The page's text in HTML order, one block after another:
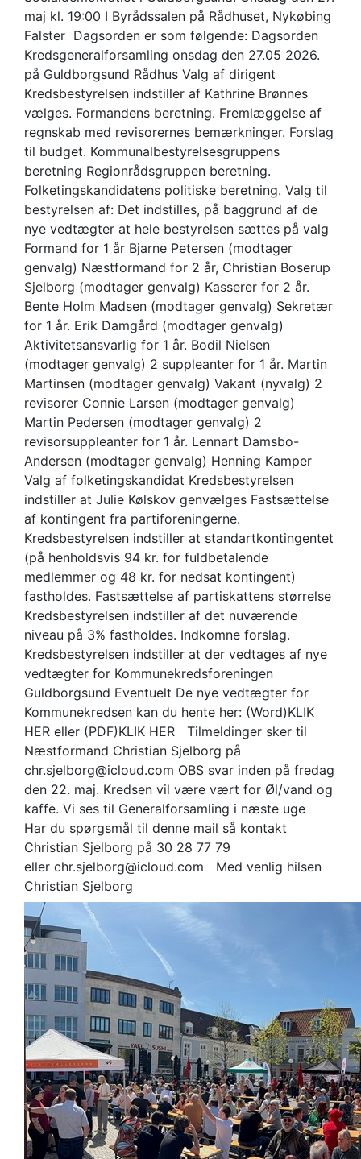
maj kl. 19:00 I Byrådssalen på Rådhuset, Nykøbing
Falster Dagsorden er som følgende: Dagsorden
Kredsgeneralforsamling onsdag den 27.05 2026.
på Guldborgsund Rådhus Valg af dirigent
Kredsbestyrelsen indstiller af Kathrine Brønnes
vælges. Formandens beretning. Fremlæggelse af
regnskab med revisorernes bemærkninger. Forslag
til budget. Kommunalbestyrelsesgruppens
beretning Regionrådsgruppen beretning.
Folketingskandidatens politiske beretning. Valg til
bestyrelsen af: Det indstilles, på baggrund af de
nye vedtægter at hele bestyrelsen sættes på valg
Formand for 1 år Bjarne Petersen (modtager
genvalg) Næstformand for 2 år, Christian Boserup
Sjelborg (modtager genvalg) Kasserer for 2 år.
Bente Holm Madsen (modtager genvalg) Sekretær
for 1 år. Erik Damgård (modtager genvalg)
Aktivitetsansvarlig for 1 år. Bodil Nielsen
(modtager genvalg) 2 suppleanter for 1 år. Martin
Martinsen (modtager genvalg) Vakant (nyvalg) 2
revisorer Connie Larsen (modtager genvalg)
Martin Pedersen (modtager genvalg) 2
revisorsuppleanter for 1 år. Lennart Damsbo-
Andersen (modtager genvalg) Henning Kamper
Valg af folketingskandidat Kredsbestyrelsen
indstiller at Julie Kølskov genvælges Fastsættelse
af kontingent fra partiforeningerne.
Kredsbestyrelsen indstiller at standartkontingentet
(på henholdsvis 94 kr. for fuldbetalende
medlemmer og 48 kr. for nedsat kontingent)
fastholdes. Fastsættelse af partiskattens størrelse
Kredsbestyrelsen indstiller af det nuværende
niveau på 3% fastholdes. Indkomne forslag.
Kredsbestyrelsen indstiller at der vedtages af nye
vedtægter for Kommunekredsforeningen
Guldborgsund Eventuelt De nye vedtægter for
Kommunekredsen kan du hente her: (Word)KLIK
HER eller (PDF)KLIK HER Tilmeldinger sker til
Næstformand Christian Sjelborg på
chr.sjelborg@icloud.com OBS svar inden på fredag
den 22. maj. Kredsen vil være vært for Øl/vand og
kaffe. Vi ses til Generalforsamling i næste uge
Har du spørgsmål til denne mail så kontakt
Christian Sjelborg på 30 28 77 79
eller chr.sjelborg@icloud.com Med venlig hilsen
Christian Sjelborg